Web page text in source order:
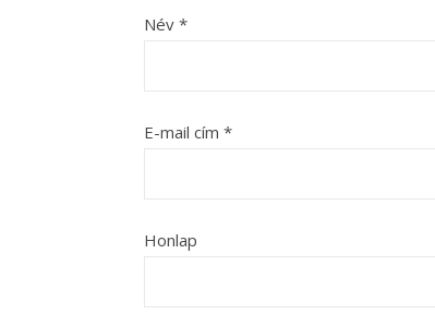
Név *
E-mail cím *
Honlap